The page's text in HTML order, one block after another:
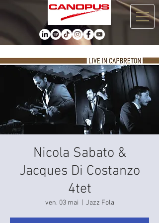
Nicola Sabato &
Jacques Di Costanzo
4tet
ven. 03 mai Jazz Fola